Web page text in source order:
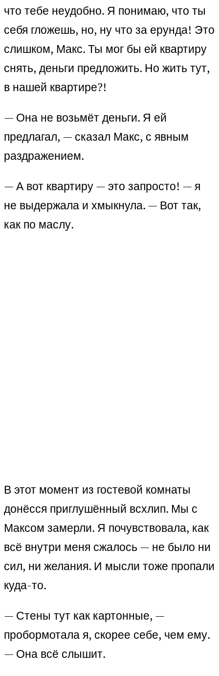
что тебе неудобно. Я понимаю, что ты
себя гложешь, но, ну что за ерунда! Это
слишком, Макс. Ты мог бы ей квартиру
снять, деньги предложить. Но жить тут,
в нашей квартире?!
— Она не возьмёт деньги. Я ей
предлагал, — сказал Макс, с явным
раздражением.
— А вот квартиру — это запросто! — я
не выдержала и хмыкнула. — Вот так,
как по маслу.
В этот момент из гостевой комнаты
донёсся приглушённый всхлип. Мы с
Максом замерли. Я почувствовала, как
всё внутри меня сжалось — не было ни
сил, ни желания. И мысли тоже пропали
куда-то.
— Стены тут как картонные, —
пробормотала я, скорее себе, чем ему.
— Она всё слышит.